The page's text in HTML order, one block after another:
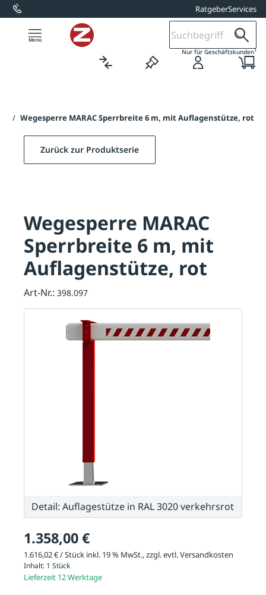
springen RatgeberServices
Nur für Geschäftskunden1
/ Wegesperre MARAC Sperrbreite 6 m, mit Auflagenstütze, rot
1.358,00 €
1.616,02 € / Stück inkl. 19 % MwSt., zzgl. evtl.Versandkosten
Inhalt: 1 Stück
Lieferzeit 12 Werktage
Zurück zur Produktserie
Wegesperre MARAC
Sperrbreite 6 m, mit
Auflagenstütze, rot
Art-Nr.: 398.097
Detail: Auflagestütze in RAL 3020 verkehrsrot